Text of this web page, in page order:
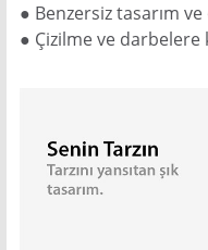
● Benzersiz tasarım
● Çizilme ve darbelere